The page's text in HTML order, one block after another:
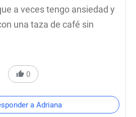
a veces tengo ansiedad y
una taza de café sin
0
a Adriana